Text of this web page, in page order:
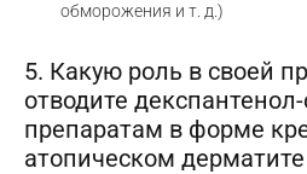
обморожения и т. д.)
5. Какую роль в своей
отводите
препаратам в форме
атопическом дерматите